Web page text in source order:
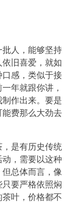
人，能够坚持
旧喜爱，就如
感，类似于接
年就跟你讲，
作出来。要是
费那么大劲去
是有历史传统
，需要以这种
总体而言，像
要严格依照焖
叶，价格都不